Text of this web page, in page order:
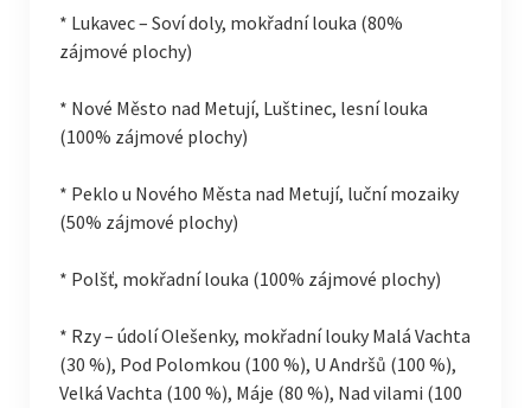
* Lukavec – Soví doly, mokřadní louka (80%
zájmové plochy)
* Nové Město nad Metují, Luštinec, lesní louka
(100% zájmové plochy)
* Peklo u Nového Města nad Metují, luční mozaiky
(50% zájmové plochy)
* Polšť, mokřadní louka (100% zájmové plochy)
* Rzy – údolí Olešenky, mokřadní louky Malá Vachta
(30 %), Pod Polomkou (100 %), U Andršů (100 %),
Velká Vachta (100 %), Máje (80 %), Nad vilami (100